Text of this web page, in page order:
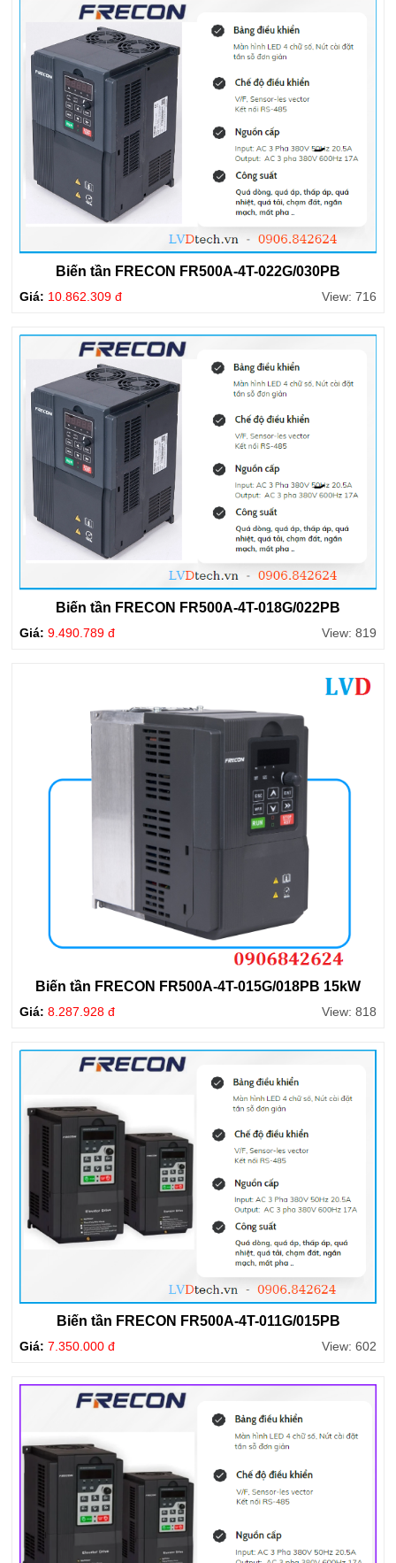
Biến tần FRECON FR500A-4T-022G/030PB
Giá: 10.862.309 đ View: 716
Biến tần FRECON FR500A-4T-018G/022PB
Giá: 9.490.789 đ View: 819
Biến tần FRECON FR500A-4T-015G/018PB 15kW
Giá: 8.287.928 đ View: 818
Biến tần FRECON FR500A-4T-011G/015PB
Giá: 7.350.000 đ View: 602